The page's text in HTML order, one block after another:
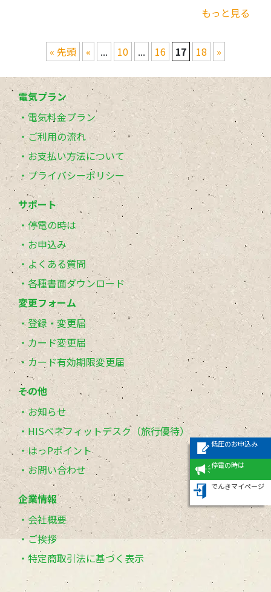
もっと見る
« 先頭 « ... 10 ... 16 17 18 »
電気プラン
電気料金プラン
ご利用の流れ
お支払い方法について
プライバシーポリシー
サポート
停電の時は
お申込み
よくある質問
各種書面ダウンロード
変更フォーム
登録・変更届
カード変更届
カード有効期限変更届
その他
お知らせ
HISベネフィットデスク（旅行優待）
はっPポイント
お問い合わせ
企業情報
会社概要
ご挨拶
特定商取引法に基づく表示
低圧のお申込み
停電の時は
でんきマイページ